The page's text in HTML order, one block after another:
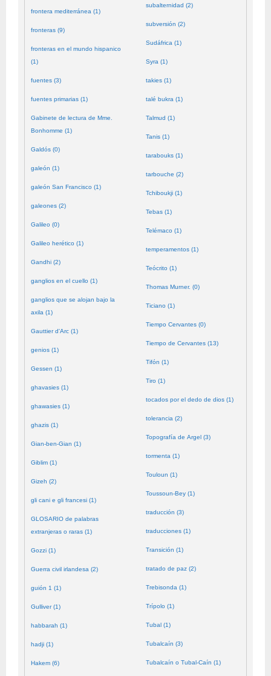
frontera mediterránea (1)
fronteras (9)
fronteras en el mundo hispanico
(1)
fuentes (3)
fuentes primarias (1)
Gabinete de lectura de Mme.
Bonhomme (1)
Galdós (0)
galeón (1)
galeón San Francisco (1)
galeones (2)
Galileo (0)
Galileo herético (1)
Gandhi (2)
ganglios en el cuello (1)
ganglios que se alojan bajo la
axila (1)
Gauttier d'Arc (1)
genios (1)
Gessen (1)
ghavasies (1)
ghawasies (1)
ghazis (1)
Gian-ben-Gian (1)
Giblim (1)
Gizeh (2)
gli cani e gli francesi (1)
GLOSARIO de palabras
extranjeras o raras (1)
Gozzi (1)
Guerra civil irlandesa (2)
guión 1 (1)
Gulliver (1)
habbarah (1)
hadji (1)
Hakem (6)
subalternidad (2)
subversión (2)
Sudáfrica (1)
Syra (1)
takies (1)
talé bukra (1)
Talmud (1)
Tanis (1)
tarabouks (1)
tarbouche (2)
Tchiboukji (1)
Tebas (1)
Telémaco (1)
temperamentos (1)
Teócrito (1)
Thomas Murner. (0)
Ticiano (1)
Tiempo Cervantes (0)
Tiempo de Cervantes (13)
Tifón (1)
Tiro (1)
tocados por el dedo de dios (1)
tolerancia (2)
Topografía de Argel (3)
tormenta (1)
Touloun (1)
Toussoun-Bey (1)
traducción (3)
traducciones (1)
Transición (1)
tratado de paz (2)
Trebisonda (1)
Trípolo (1)
Tubal (1)
Tubalcaín (3)
Tubalcaín o Tubal-Caín (1)